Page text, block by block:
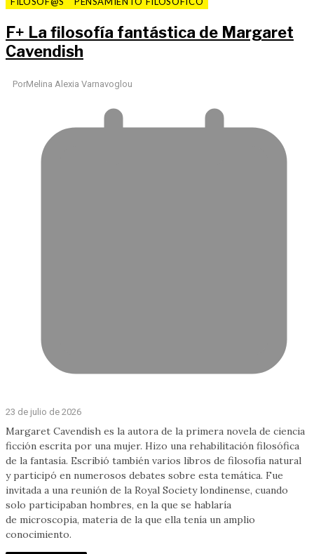
F+ La filosofía fantástica de Margaret
Cavendish
PorMelina Alexia Varnavoglou
23 de julio de 2026
Margaret Cavendish es la autora de la primera novela de ciencia
ficción escrita por una mujer. Hizo una rehabilitación filosófica
de la fantasía. Escribió también varios libros de filosofía natural
y participó en numerosos debates sobre esta temática. Fue
invitada a una reunión de la Royal Society londinense, cuando
solo participaban hombres, en la que se hablaría
de microscopia, materia de la que ella tenía un amplio
conocimiento.